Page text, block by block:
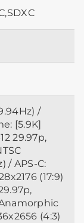
/
[5.9K]
29.97p,
/ APS-C:
(17:9)
(4:3)